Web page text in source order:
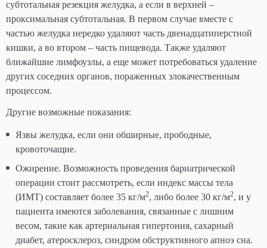
субтотальная резекция желудка, а если в верхней –
проксимальная субтотальная. В первом случае вместе с
частью желудка нередко удаляют часть двенадцатиперстной
кишки, а во втором – часть пищевода. Также удаляют
ближайшие лимфоузлы, а еще может потребоваться удаление
других соседних органов, пораженных злокачественным
процессом.
Другие возможные показания:
Язвы желудка, если они обширные, прободные,
кровоточащие.
Ожирение. Возможность проведения бариатрической
операции стоит рассмотреть, если индекс массы тела
(ИМТ) составляет более 35 кг/м2, либо более 30 кг/м2, и у
пациента имеются заболевания, связанные с лишним
весом, такие как артериальная гипертония, сахарный
диабет, атеросклероз, синдром обструктивного апноэ сна.